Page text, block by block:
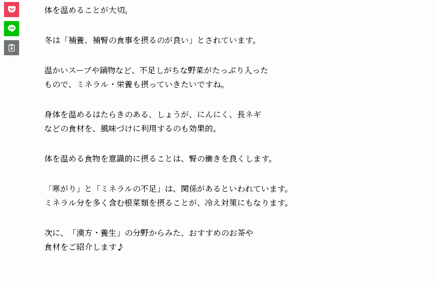
体を温めることが大切。
冬は「補養、補腎の食事を摂るのが良い」とされています。
温かいスープや鍋物など、不足しがちな野菜がたっぷり入った
もので、ミネラル・栄養も摂っていきたいですね。
身体を温めるはたらきのある、しょうが、にんにく、長ネギ
などの食材を、風味づけに利用するのも効果的。
体を温める食物を意識的に摂ることは、腎の働きを良くします。
「寒がり」と「ミネラルの不足」は、関係があるといわれています。
ミネラル分を多く含む根菜類を摂ることが、冷え対策にもなります。
次に、「漢方・養生」の分野からみた、おすすめのお茶や
食材をご紹介します♪